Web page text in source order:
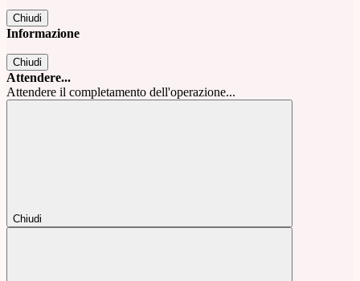
Chiudi
Informazione
Chiudi
Attendere...
Attendere il completamento dell'operazione...
Chiudi